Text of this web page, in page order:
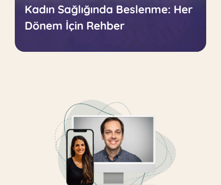
Kadın Sağlığında Beslenme: Her
Dönem İçin Rehber